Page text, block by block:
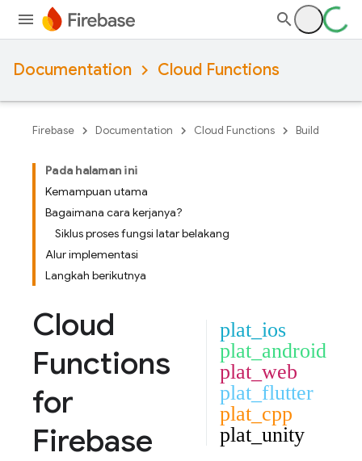
Documentation Cloud Functions
Firebase Documentation Cloud Functions Build
Pada halaman ini
Kemampuan utama
Bagaimana cara kerjanya?
Siklus proses fungsi latar belakang
Alur implementasi
Langkah berikutnya
Cloud
Functions
for
Firebase
plat_ios
plat_android
plat_web
plat_flutter
plat_cpp
plat_unity